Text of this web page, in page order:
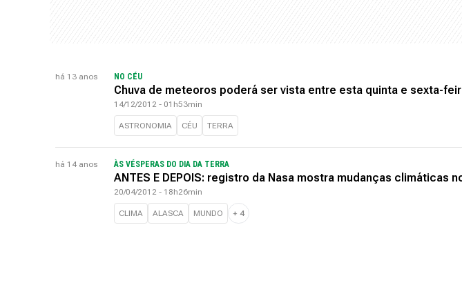
há 13 anos NO CÉU
Chuva de meteoros poderá ser vista entre esta quinta e sexta-
14/12/2012 - 01h53min
ASTRONOMIA CÉU TERRA
há 14 anos ÀS VÉSPERAS DO DIA DA TERRA
ANTES E DEPOIS: registro da Nasa mostra mudanças climáticas
20/04/2012 - 18h26min
CLIMA ALASCA MUNDO + 4